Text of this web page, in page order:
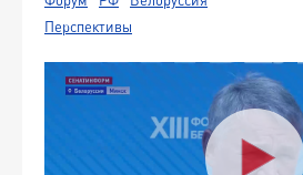
Перспективы